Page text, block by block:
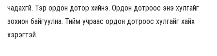
чадахгүй. Тэр ордон дотор хийнэ. Ордон дотроос энэ хулгайг
зохион байгуулна. Тийм учраас ордон дотроос хулгайг хайх
хэрэгтэй.